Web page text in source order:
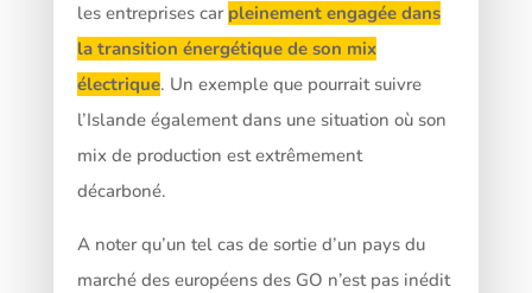
les entreprises car pleinement engagée dans
la transition énergétique de son mix
électrique. Un exemple que pourrait suivre
l’Islande également dans une situation où son
mix de production est extrêmement
décarboné.
A noter qu’un tel cas de sortie d’un pays du
marché des européens des GO n’est pas inédit